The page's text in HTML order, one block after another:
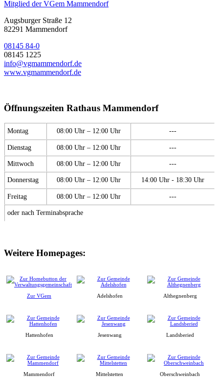
Mitglied der VGem Mammendorf
Augsburger Straße 12
82291 Mammendorf
08145 84-0
08145 1225
info@vgmammendorf.de
www.vgmammendorf.de
Öffnungszeiten Rathaus Mammendorf
Montag 08:00 Uhr – 12:00 Uhr ---
Dienstag 08:00 Uhr – 12:00 Uhr ---
Mittwoch 08:00 Uhr – 12:00 Uhr ---
Donnerstag 08:00 Uhr – 12:00 Uhr 14:00 Uhr - 18:30 Uhr
Freitag 08:00 Uhr – 12:00 Uhr ---
oder nach Terminabsprache
Weitere Homepages:
Zur VGem Adelshofen Althegnenberg
Hattenhofen Jesenwang Landsberied
Mammendorf Mittelstetten Oberschweinbach